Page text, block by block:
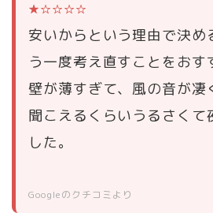
★☆☆☆☆
安いからという理由で決め
う一度考え直すことをおす
壁が薄すぎて、風の音が凄
聞こえるくらいうるさくて
した。
Googleのクチコミより